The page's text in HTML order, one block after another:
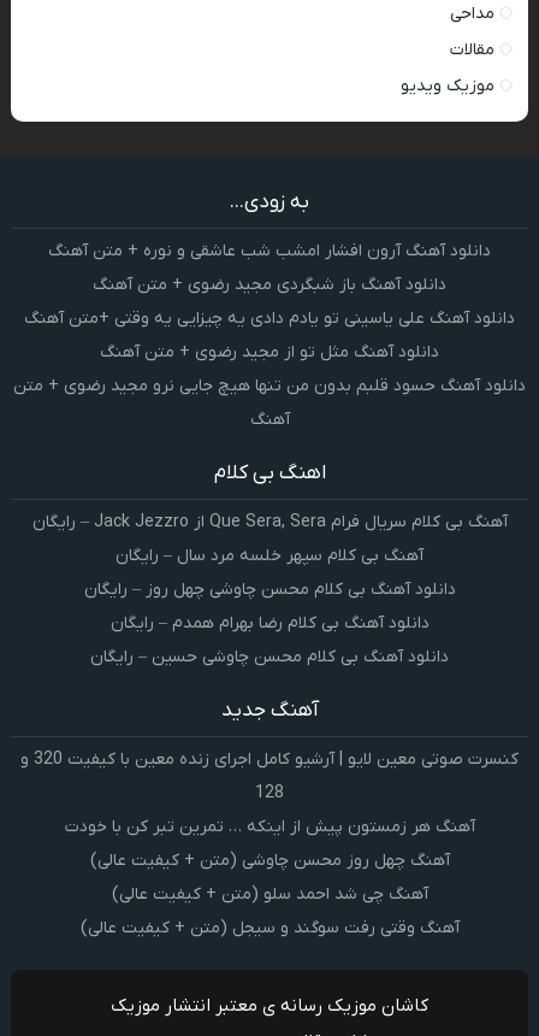
مداحی
مقالات
موزیک ویدیو
به زودی...
دانلود آهنگ آرون افشار امشب شب عاشقی و نوره + متن آهنگ
دانلود آهنگ باز شبگردی مجید رضوی + متن آهنگ
دانلود آهنگ علی یاسینی تو یادم دادی یه چیزایی یه وقتی +متن آهنگ
دانلود آهنگ مثل تو از مجید رضوی + متن آهنگ
دانلود آهنگ حسود قلبم بدون من تنها هیچ جایی نرو مجید رضوی + متن
آهنگ
اهنگ بی کلام
آهنگ بی کلام سریال فرام Que Sera, Sera از Jack Jezzro – رایگان
آهنگ بی کلام سپهر خلسه مرد سال – رایگان
دانلود آهنگ بی کلام محسن چاوشی چهل روز – رایگان
دانلود آهنگ بی کلام رضا بهرام همدم – رایگان
دانلود آهنگ بی کلام محسن چاوشی حسین – رایگان
آهنگ جدید
کنسرت صوتی معین لایو | آرشیو کامل اجرای زنده معین با کیفیت 320 و
128
آهنگ هر زمستون پیش از اینکه … تمرین تبر کن با خودت
آهنگ چهل روز محسن چاوشی (متن + کیفیت عالی)
آهنگ چی شد احمد سلو (متن + کیفیت عالی)
آهنگ وقتی رفت سوگند و سیجل (متن + کیفیت عالی)
کاشان موزیک رسانه ی معتبر انتشار موزیک